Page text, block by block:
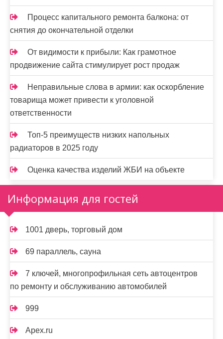
Процесс капитального ремонта балкона: от
снятия до окончательной отделки
От видимости к прибыли: Как грамотное
продвижение сайта стимулирует рост продаж
Неправильные слова в армии: как оскорбление
товарища может привести к уголовной
ответственности
Топ-5 преимуществ низких напольных
радиаторов в 2025 году
Оценка качества изделий ЖБИ на объекте
Информация для гостей
1001 дверь, торговый дом
69 параллель, сауна
7 ключей, многопрофильная сеть автоцентров
по ремонту и обслуживанию автомобилей
999
Apex.ru